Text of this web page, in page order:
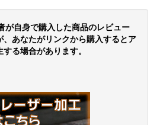
が自身で購入した商品のレビュー
あなたがリンクから購入するとア
る場合があります。